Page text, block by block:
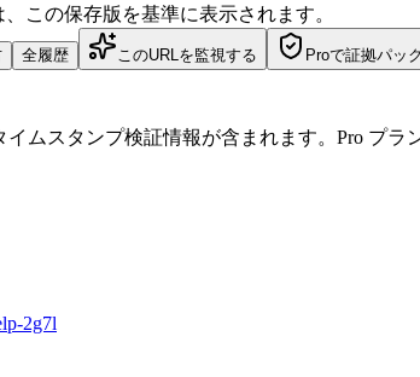
この保存版を基準に表示されます。
全履歴 このURLを監視する Proで証拠パッ
ムスタンプ検証情報が含まれます。Pro プラ
2g7l